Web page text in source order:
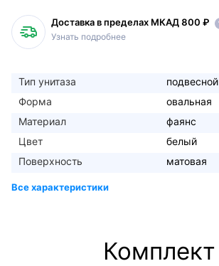
Доставка в пределах МКАД 800 ₽
Узнать подробнее
Тип унитаза
подвесной
Форма
овальная
Материал
фаянс
Цвет
белый
Поверхность
матовая
Комплект